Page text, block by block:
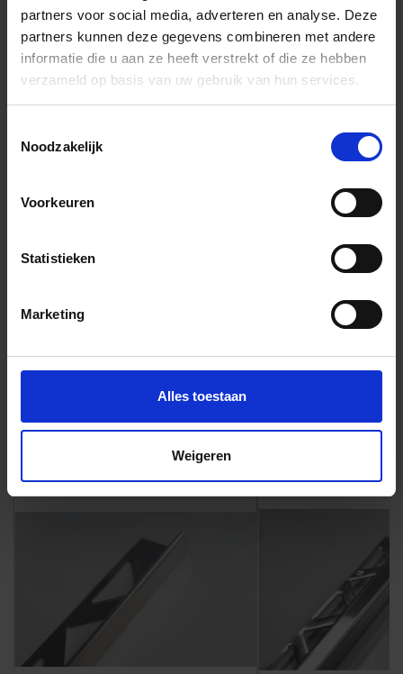
partners voor social media, adverteren en analyse. Deze
partners kunnen deze gegevens combineren met andere
informatie die u aan ze heeft verstrekt of die ze hebben
verzameld op basis van uw gebruik van hun services.
Noodzakelijk
Voorkeuren
Statistieken
Marketing
Alles toestaan
Weigeren
+31 (0) 478 - 69 11 63 Productaanvraag
Flaviker Hyper Indrukken